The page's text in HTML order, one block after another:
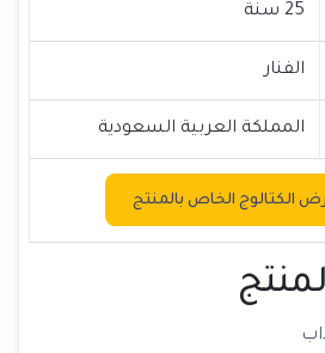
25 سنة
الفنار
المملكة العربية السعودية
الكتالوج الخاص بالمنتج